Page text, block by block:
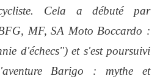
Cela a débuté par
MF, SA Moto Boccardo :
d'échecs") et s'est poursuivi
Barigo : mythe et